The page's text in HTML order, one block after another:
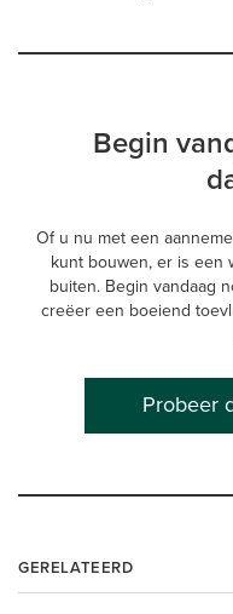
Begin
Of u nu met een
kunt bouwen, er is een
buiten. Begin vandaag
creëer een boeiend
Probeer
GERELATEERD